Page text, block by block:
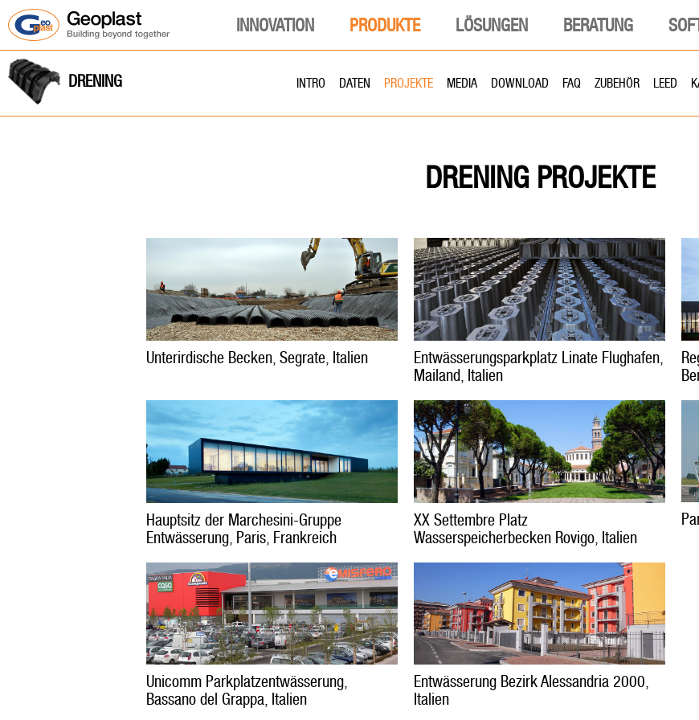
INNOVATION PRODUKTE LÖSUNGEN BERATUNG
DRENING INTRO DATEN PROJEKTE MEDIA DOWNLOAD FAQ ZUBEHÖR LEED
DRENING PROJEKTE
Unterirdische Becken, Segrate, Italien
Entwässerungsparkplatz Linate Flughafen,
Mailand, Italien
Hauptsitz der Marchesini-Gruppe
Entwässerung, Paris, Frankreich
XX Settembre Platz
Wasserspeicherbecken Rovigo, Italien
Unicomm Parkplatzentwässerung,
Bassano del Grappa, Italien
Entwässerung Bezirk Alessandria 2000,
Italien